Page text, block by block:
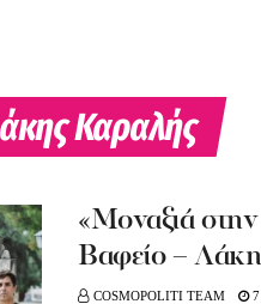
Καραλής
«Μοναξιά
Βαφείο –
COSMOPOLITI TEAM 7